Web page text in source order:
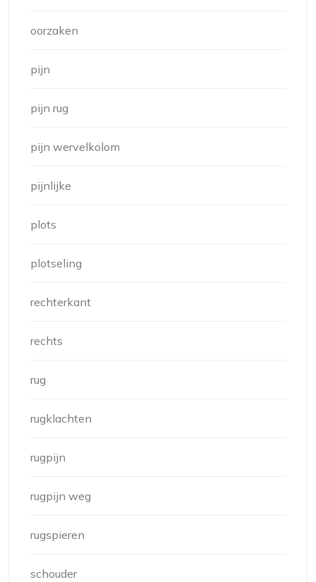
oorzaken
pijn
pijn rug
pijn wervelkolom
pijnlijke
plots
plotseling
rechterkant
rechts
rug
rugklachten
rugpijn
rugpijn weg
rugspieren
schouder